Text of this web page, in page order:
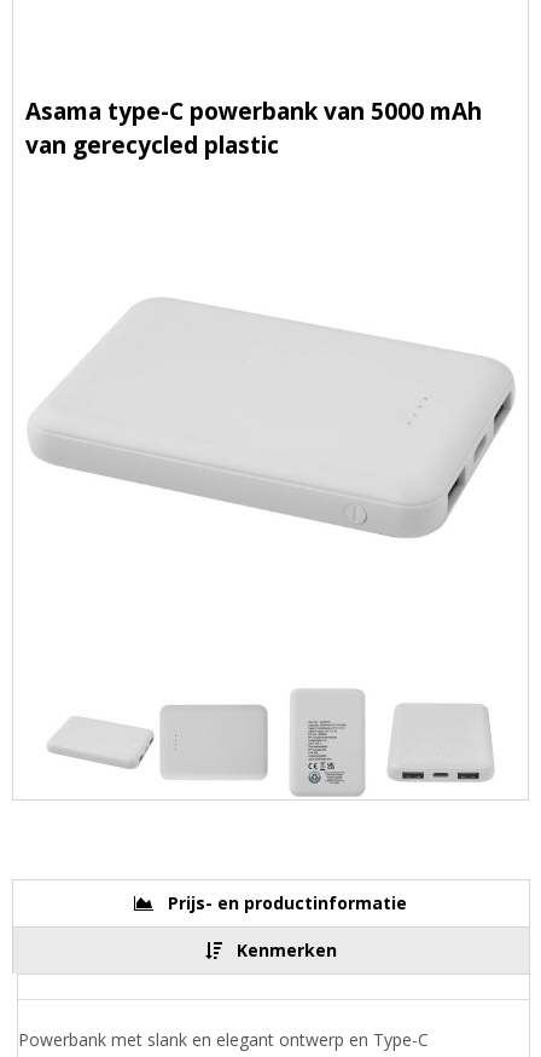
Asama type-C powerbank van 5000 mAh
van gerecycled plastic
Prijs- en productinformatie
Kenmerken
Powerbank met slank en elegant ontwerp en Type-C